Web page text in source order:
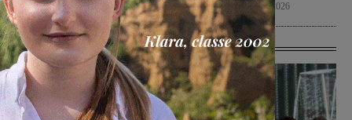
Calcio 7 Agosto 2026 Cronaca 7 Agosto 2026
Ultime Calcio